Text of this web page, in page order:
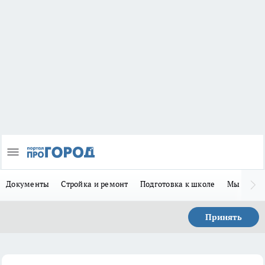
Документы Стройка и ремонт Подготовка к школе Мы в MAX
Принять